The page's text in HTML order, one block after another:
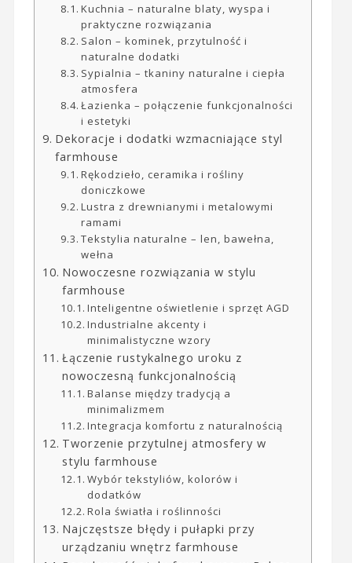
Kuchnia – naturalne blaty, wyspa i
praktyczne rozwiązania
Salon – kominek, przytulność i
naturalne dodatki
Sypialnia – tkaniny naturalne i ciepła
atmosfera
Łazienka – połączenie funkcjonalności
i estetyki
Dekoracje i dodatki wzmacniające styl
farmhouse
Rękodzieło, ceramika i rośliny
doniczkowe
Lustra z drewnianymi i metalowymi
ramami
Tekstylia naturalne – len, bawełna,
wełna
Nowoczesne rozwiązania w stylu
farmhouse
Inteligentne oświetlenie i sprzęt AGD
Industrialne akcenty i
minimalistyczne wzory
Łączenie rustykalnego uroku z
nowoczesną funkcjonalnością
Balanse między tradycją a
minimalizmem
Integracja komfortu z naturalnością
Tworzenie przytulnej atmosfery w
stylu farmhouse
Wybór tekstyliów, kolorów i
dodatków
Rola światła i roślinności
Najczęstsze błędy i pułapki przy
urządzaniu wnętrz farmhouse